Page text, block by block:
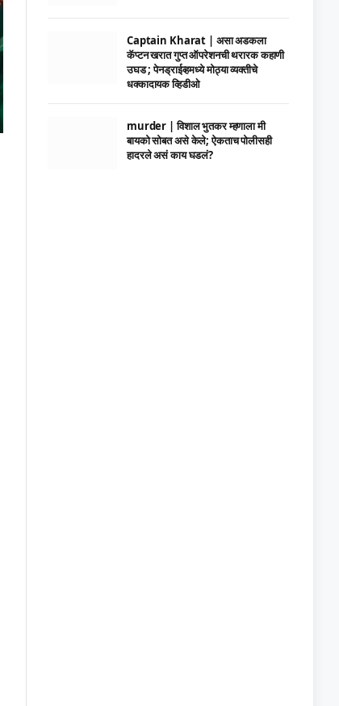
Captain Kharat | असा अडकला
कॅप्टन खरात गुप्त ऑपरेशनची थरारक कहाणी
उघड ; पेनड्राईव्हमध्ये मोठ्या व्यक्तीचे
धक्कादायक व्हिडीओ
murder | विशाल भुतकर म्हणाला मी
बायको सोबत असे केले; ऐकताच पोलीसही
हादरले असं काय घडलं?